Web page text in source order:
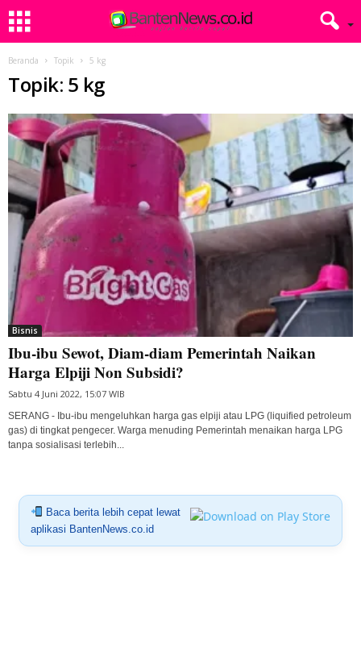
Beranda Topik 5 kg
Topik: 5 kg
Bisnis
Ibu-ibu Sewot, Diam-diam Pemerintah Naikan
Harga Elpiji Non Subsidi?
Sabtu 4 Juni 2022, 15:07 WIB
SERANG - Ibu-ibu mengeluhkan harga gas elpiji atau LPG (liquified petroleum
gas) di tingkat pengecer. Warga menuding Pemerintah menaikan harga LPG
tanpa sosialisasi terlebih...
Baca berita lebih cepat lewat
aplikasi BantenNews.co.id